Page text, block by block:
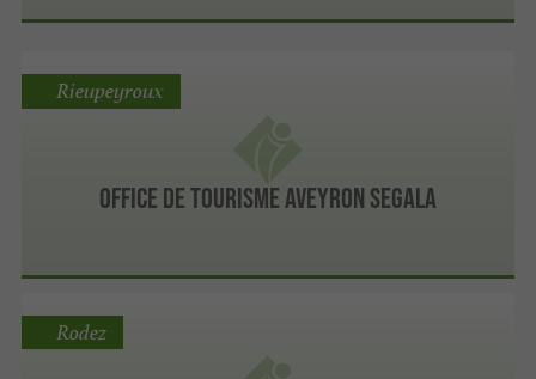
Office de Tourisme Aveyron Segala
Rieupeyroux
Rodez